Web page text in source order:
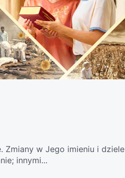
Zmiany w Jego imieniu i dziele
innymi...